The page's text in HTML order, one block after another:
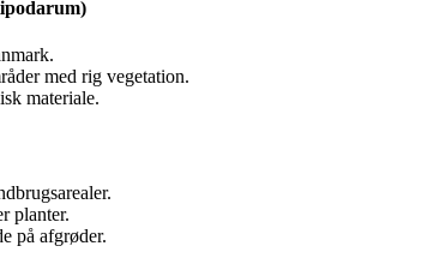
med rig vegetation.
materiale.
planter.
på afgrøder.